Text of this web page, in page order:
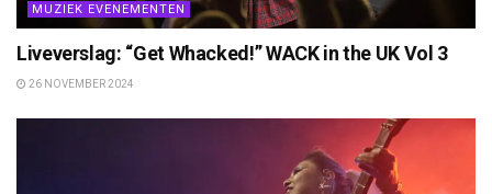
MUZIEK EVENEMENTEN
Liveverslag: “Get Whacked!” WACK in the UK Vol 3
26 NOVEMBER 2024